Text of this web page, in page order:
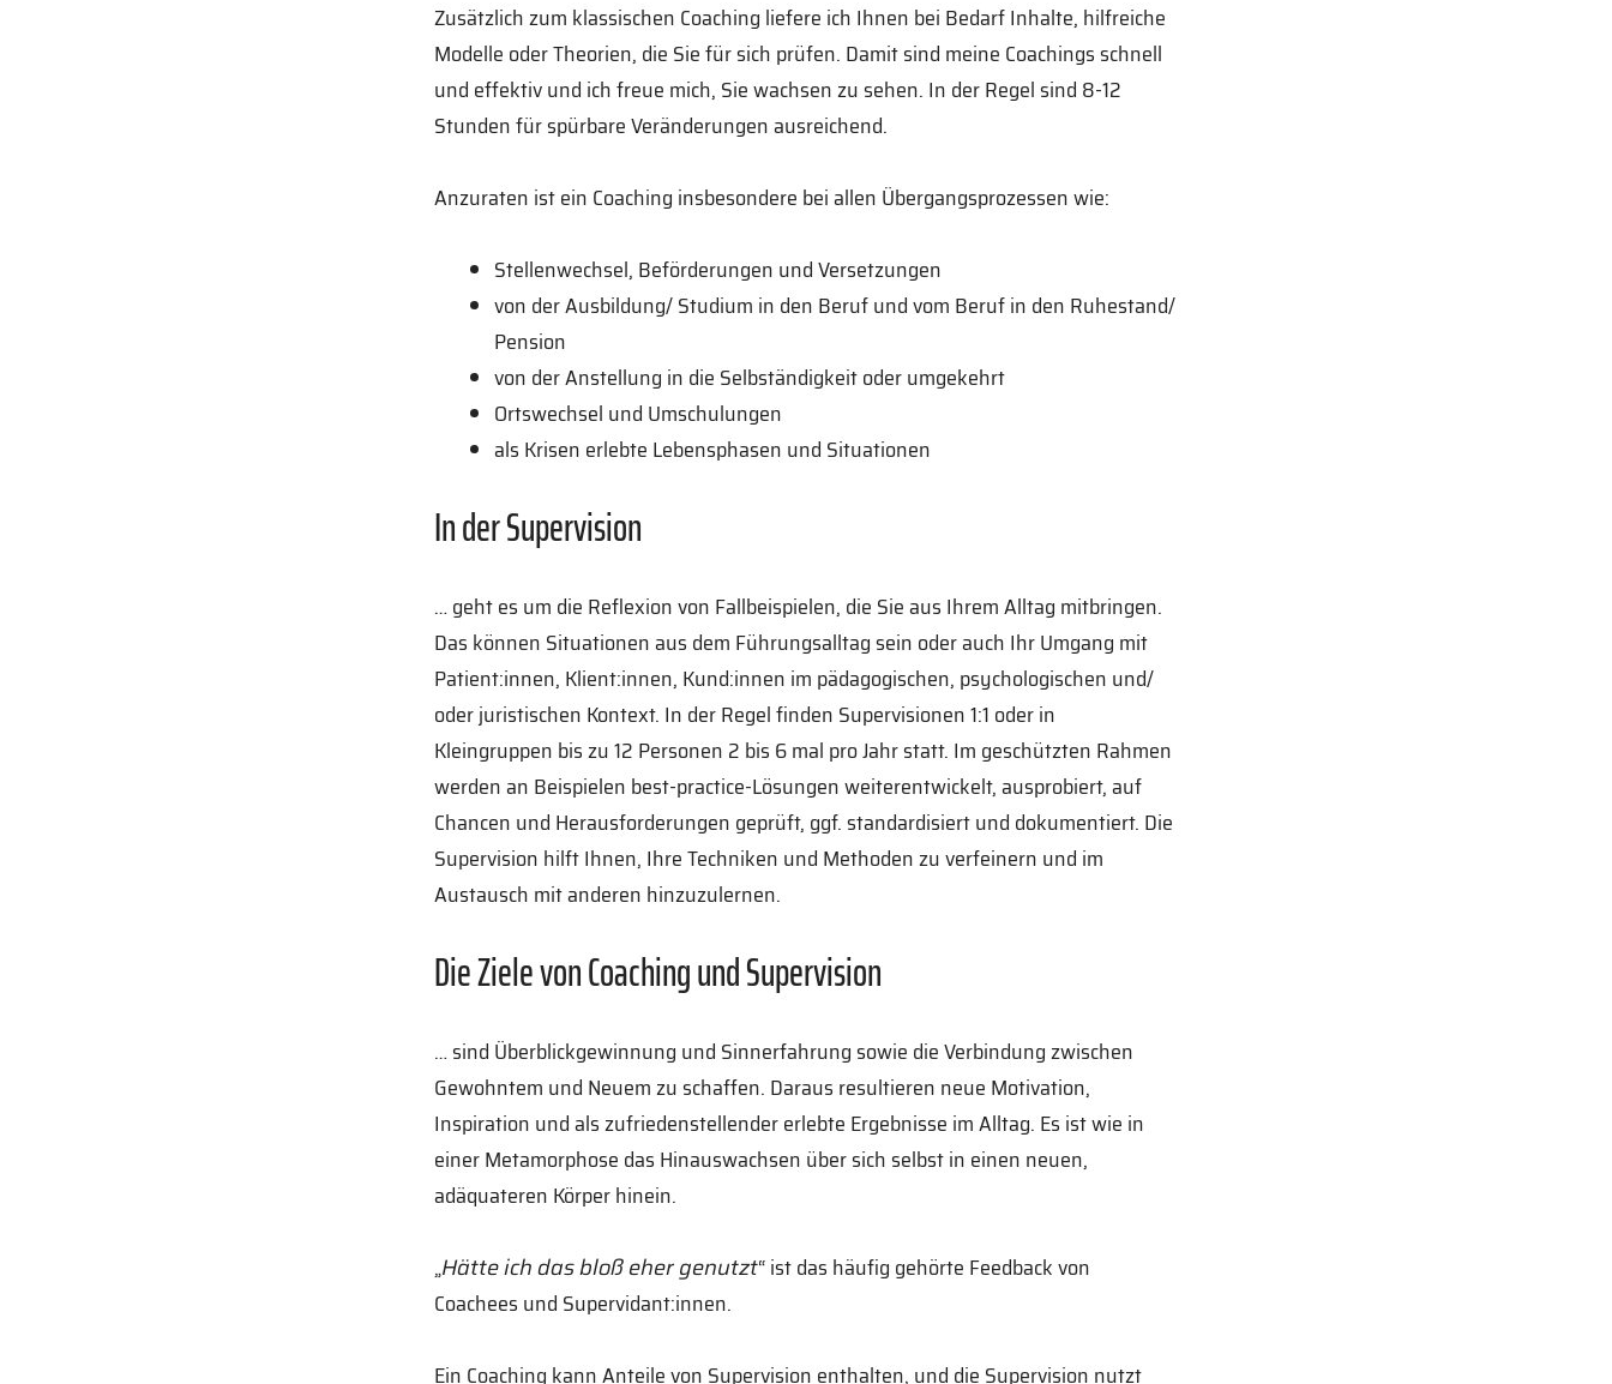
Zusätzlich zum klassischen Coaching liefere ich Ihnen bei Bedarf Inhalte, hilfreiche
Modelle oder Theorien, die Sie für sich prüfen. Damit sind meine Coachings schnell
und effektiv und ich freue mich, Sie wachsen zu sehen. In der Regel sind 8-12
Stunden für spürbare Veränderungen ausreichend.
Anzuraten ist ein Coaching insbesondere bei allen Übergangsprozessen wie:
Stellenwechsel, Beförderungen und Versetzungen
von der Ausbildung/ Studium in den Beruf und vom Beruf in den Ruhestand/
Pension
von der Anstellung in die Selbständigkeit oder umgekehrt
Ortswechsel und Umschulungen
als Krisen erlebte Lebensphasen und Situationen
In der Supervision
… geht es um die Reflexion von Fallbeispielen, die Sie aus Ihrem Alltag mitbringen.
Das können Situationen aus dem Führungsalltag sein oder auch Ihr Umgang mit
Patient:innen, Klient:innen, Kund:innen im pädagogischen, psychologischen und/
oder juristischen Kontext. In der Regel finden Supervisionen 1:1 oder in
Kleingruppen bis zu 12 Personen 2 bis 6 mal pro Jahr statt. Im geschützten Rahmen
werden an Beispielen best-practice-Lösungen weiterentwickelt, ausprobiert, auf
Chancen und Herausforderungen geprüft, ggf. standardisiert und dokumentiert. Die
Supervision hilft Ihnen, Ihre Techniken und Methoden zu verfeinern und im
Austausch mit anderen hinzuzulernen.
Die Ziele von Coaching und Supervision
… sind Überblickgewinnung und Sinnerfahrung sowie die Verbindung zwischen
Gewohntem und Neuem zu schaffen. Daraus resultieren neue Motivation,
Inspiration und als zufriedenstellender erlebte Ergebnisse im Alltag. Es ist wie in
einer Metamorphose das Hinauswachsen über sich selbst in einen neuen,
adäquateren Körper hinein.
„Hätte ich das bloß eher genutzt“ ist das häufig gehörte Feedback von
Coachees und Supervidant:innen.
Ein Coaching kann Anteile von Supervision enthalten, und die Supervision nutzt